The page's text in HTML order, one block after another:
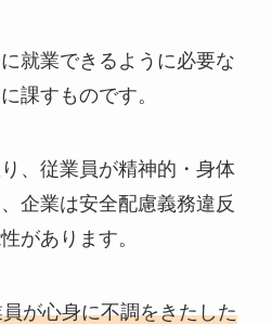
就業できるように必要な
課すものです。
、従業員が精神的・身体
企業は安全配慮義務違反
があります。
が心身に不調をきたした